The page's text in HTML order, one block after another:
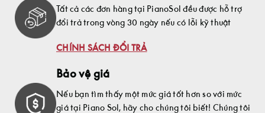
Tất cả các đơn hàng tại PianoSol đều được hỗ trợ
đổi trả trong vòng 30 ngày nếu có lỗi kỹ thuật
CHÍNH SÁCH ĐỔI TRẢ
Bảo vệ giá
Nếu bạn tìm thấy một mức giá tốt hơn so với mức
giá tại Piano Sol, hãy cho chúng tôi biết! Chúng tôi